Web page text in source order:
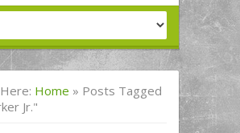
Home » Posts Tagged
Jr."